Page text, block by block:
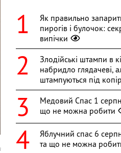
Як правильно
пирогів і булочок:
випічки
Злодійські штампи в
набридло глядачеві,
штампуються під
Медовий Спас 1
що не можна робити
Яблучний спас 6
та що не можна